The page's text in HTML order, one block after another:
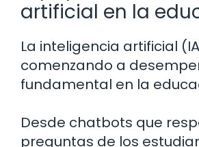
artificial en la
La inteligencia artificial
comenzando a
fundamental en la
Desde chatbots que
preguntas de los